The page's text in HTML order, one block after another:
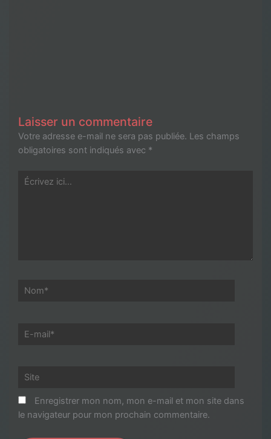
Laisser un commentaire
Votre adresse e-mail ne sera pas publiée. Les champs
obligatoires sont indiqués avec *
Écrivez
Nom*
E-
Site
Enregistrer mon nom, mon e-mail et mon site dans
le navigateur pour mon prochain commentaire.